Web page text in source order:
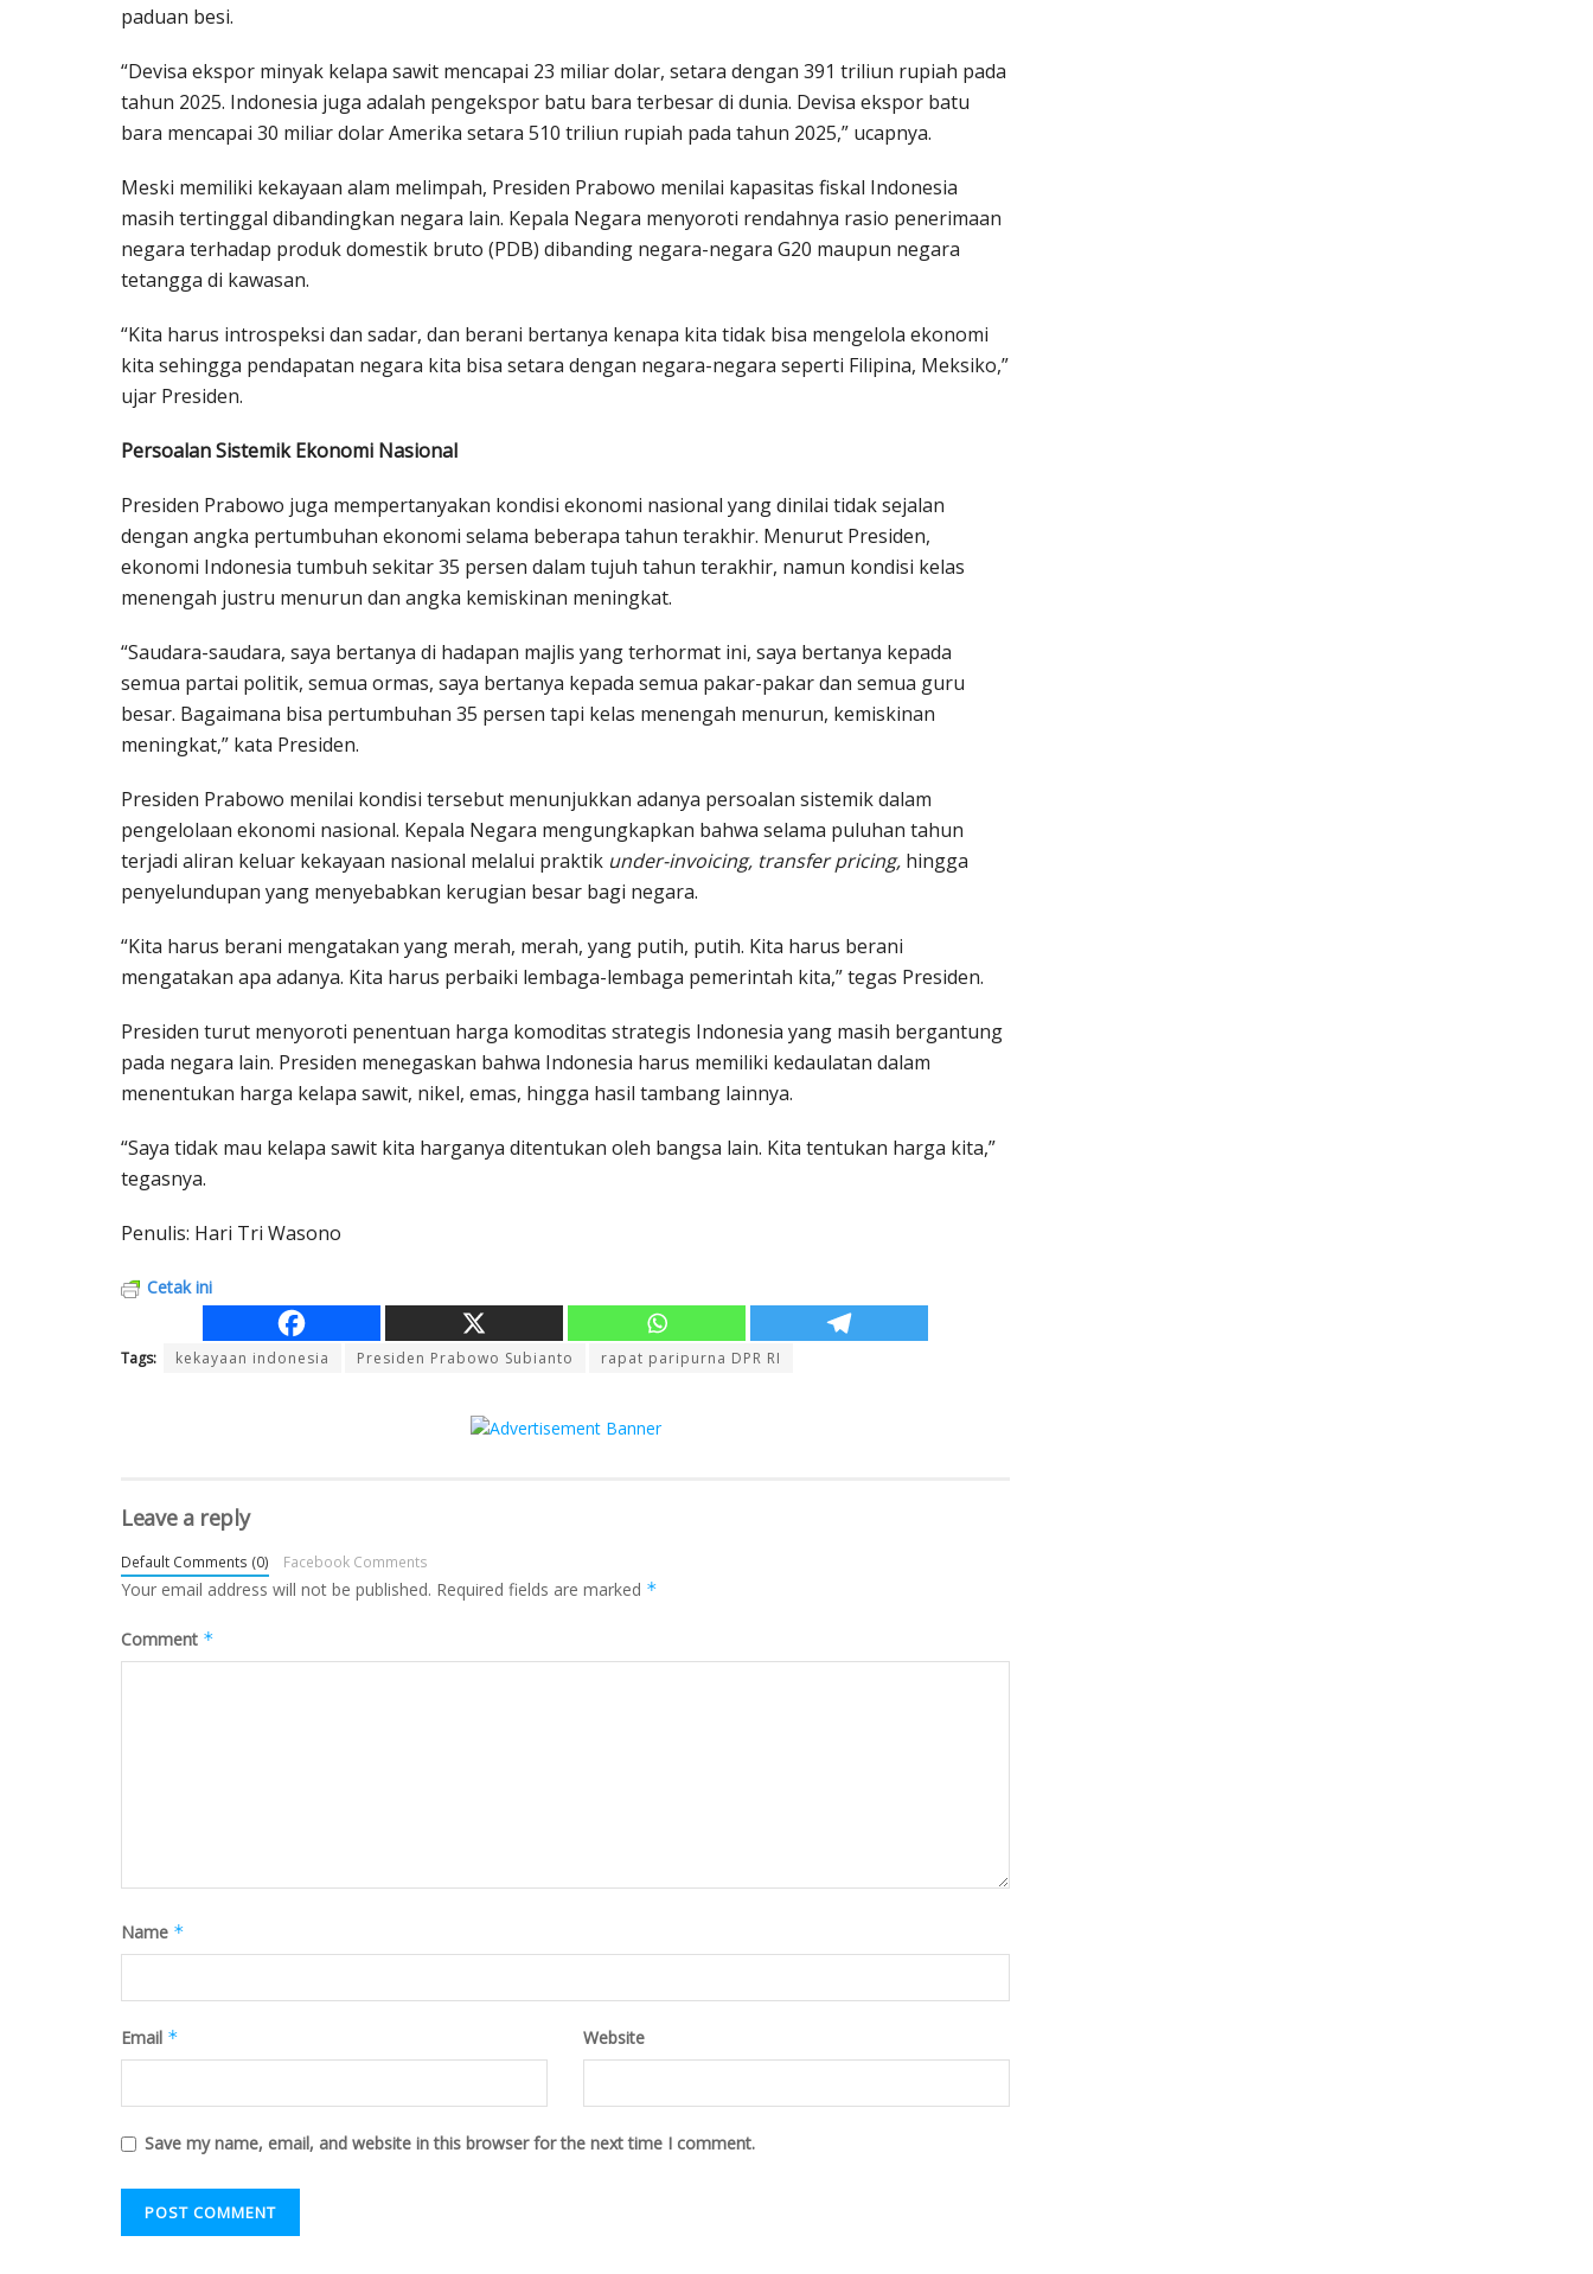
paduan besi.
“Devisa ekspor minyak kelapa sawit mencapai 23 miliar dolar, setara dengan 391 triliun rupiah pada
tahun 2025. Indonesia juga adalah pengekspor batu bara terbesar di dunia. Devisa ekspor batu
bara mencapai 30 miliar dolar Amerika setara 510 triliun rupiah pada tahun 2025,” ucapnya.
Meski memiliki kekayaan alam melimpah, Presiden Prabowo menilai kapasitas fiskal Indonesia
masih tertinggal dibandingkan negara lain. Kepala Negara menyoroti rendahnya rasio penerimaan
negara terhadap produk domestik bruto (PDB) dibanding negara-negara G20 maupun negara
tetangga di kawasan.
“Kita harus introspeksi dan sadar, dan berani bertanya kenapa kita tidak bisa mengelola ekonomi
kita sehingga pendapatan negara kita bisa setara dengan negara-negara seperti Filipina, Meksiko,”
ujar Presiden.
Persoalan Sistemik Ekonomi Nasional
Presiden Prabowo juga mempertanyakan kondisi ekonomi nasional yang dinilai tidak sejalan
dengan angka pertumbuhan ekonomi selama beberapa tahun terakhir. Menurut Presiden,
ekonomi Indonesia tumbuh sekitar 35 persen dalam tujuh tahun terakhir, namun kondisi kelas
menengah justru menurun dan angka kemiskinan meningkat.
“Saudara-saudara, saya bertanya di hadapan majlis yang terhormat ini, saya bertanya kepada
semua partai politik, semua ormas, saya bertanya kepada semua pakar-pakar dan semua guru
besar. Bagaimana bisa pertumbuhan 35 persen tapi kelas menengah menurun, kemiskinan
meningkat,” kata Presiden.
Presiden Prabowo menilai kondisi tersebut menunjukkan adanya persoalan sistemik dalam
pengelolaan ekonomi nasional. Kepala Negara mengungkapkan bahwa selama puluhan tahun
terjadi aliran keluar kekayaan nasional melalui praktik under-invoicing, transfer pricing, hingga
penyelundupan yang menyebabkan kerugian besar bagi negara.
“Kita harus berani mengatakan yang merah, merah, yang putih, putih. Kita harus berani
mengatakan apa adanya. Kita harus perbaiki lembaga-lembaga pemerintah kita,” tegas Presiden.
Presiden turut menyoroti penentuan harga komoditas strategis Indonesia yang masih bergantung
pada negara lain. Presiden menegaskan bahwa Indonesia harus memiliki kedaulatan dalam
menentukan harga kelapa sawit, nikel, emas, hingga hasil tambang lainnya.
“Saya tidak mau kelapa sawit kita harganya ditentukan oleh bangsa lain. Kita tentukan harga kita,”
tegasnya.
Penulis: Hari Tri Wasono
Cetak ini
Tags: kekayaan indonesia Presiden Prabowo Subianto rapat paripurna DPR RI
Leave a reply
Default Comments (0) Facebook Comments
Your email address will not be published. Required fields are marked *
Comment *
Name *
Email * Website
Save my name, email, and website in this browser for the next time I comment.